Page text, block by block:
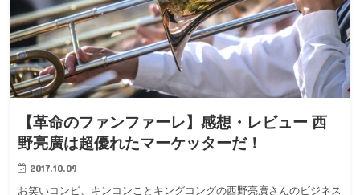
【革命のファンファーレ】感想・レビュー 西
野亮廣は超優れたマーケッターだ！
2017.10.09
お笑いコンビ、キンコンことキングコングの西野亮廣さんのビジネス